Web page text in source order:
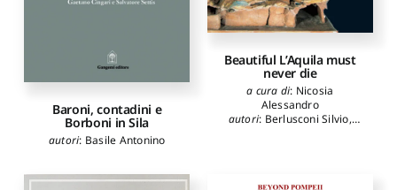
Baroni, contadini e
Borboni in Sila
autori: Basile Antonino
Beautiful L’Aquila must
never die
a cura di: Nicosia
Alessandro
autori: Berlusconi Silvio,